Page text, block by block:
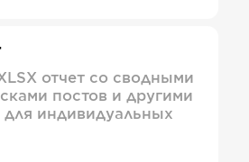
отчет со сводными
постов и другими
для индивидуальных